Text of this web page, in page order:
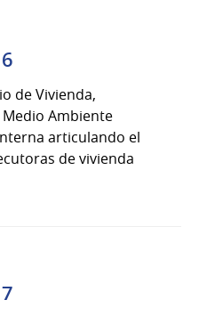
de Vivienda,
Ambiente
articulando el
de vivienda